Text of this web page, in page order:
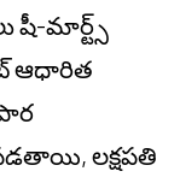
షీ-మార్ట్స్
ఆధారిత
లక్షపతి